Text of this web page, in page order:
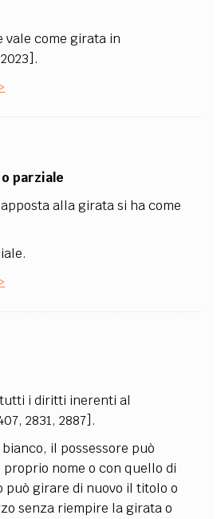
come girata in
parziale
alla girata si ha come
i diritti inerenti al
2831, 2887].
il possessore può
nome o con quello di
può girare di nuovo il titolo o
senza riempire la girata o